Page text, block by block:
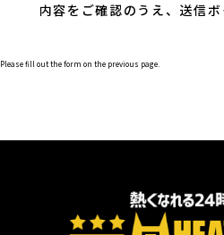
内容をご確認のうえ、送信
Please fill out the form on the previous page.